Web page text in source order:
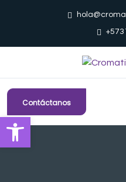
Contáctanos
Abrir barra